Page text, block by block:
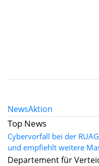
NewsAktion
Top News
Cybervorfall bei der
und empfiehlt weitere
Departement für